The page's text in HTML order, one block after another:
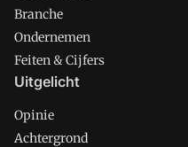
Branche
Ondernemen
Feiten & Cijfers
Uitgelicht
Opinie
Achtergrond